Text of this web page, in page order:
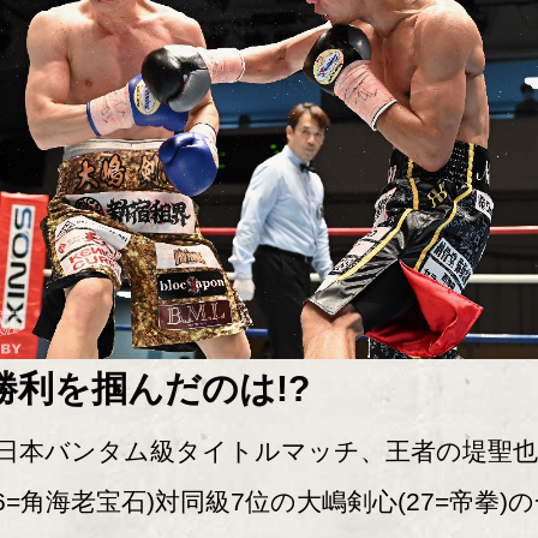
利を掴んだのは!?
バンタム級タイトルマッチ、王者の堤聖也
角海老宝石)対同級7位の大嶋剣心(27=帝拳)